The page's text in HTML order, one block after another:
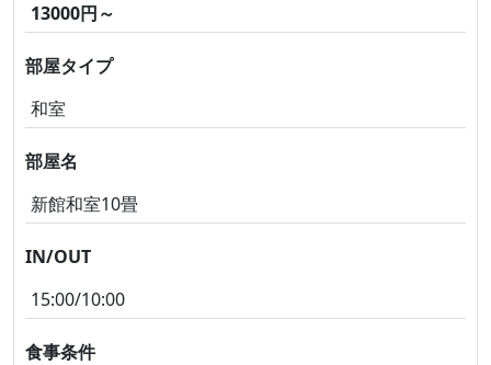
13000円～
部屋タイプ
和室
部屋名
新館和室10畳
IN/OUT
15:00/10:00
食事条件